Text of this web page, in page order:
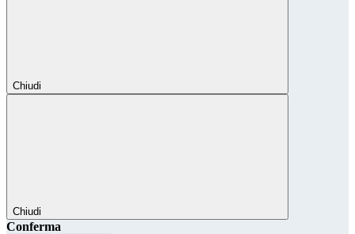
Chiudi
Chiudi
Conferma